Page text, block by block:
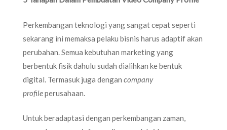
Perkembangan teknologi yang sangat cepat seperti
sekarang ini memaksa pelaku bisnis harus adaptif akan
perubahan. Semua kebutuhan marketing yang
berbentuk fisik dahulu sudah dialihkan ke bentuk
digital. Termasuk juga dengan company
profileperusahaan.
Untuk beradaptasi dengan perkembangan zaman,